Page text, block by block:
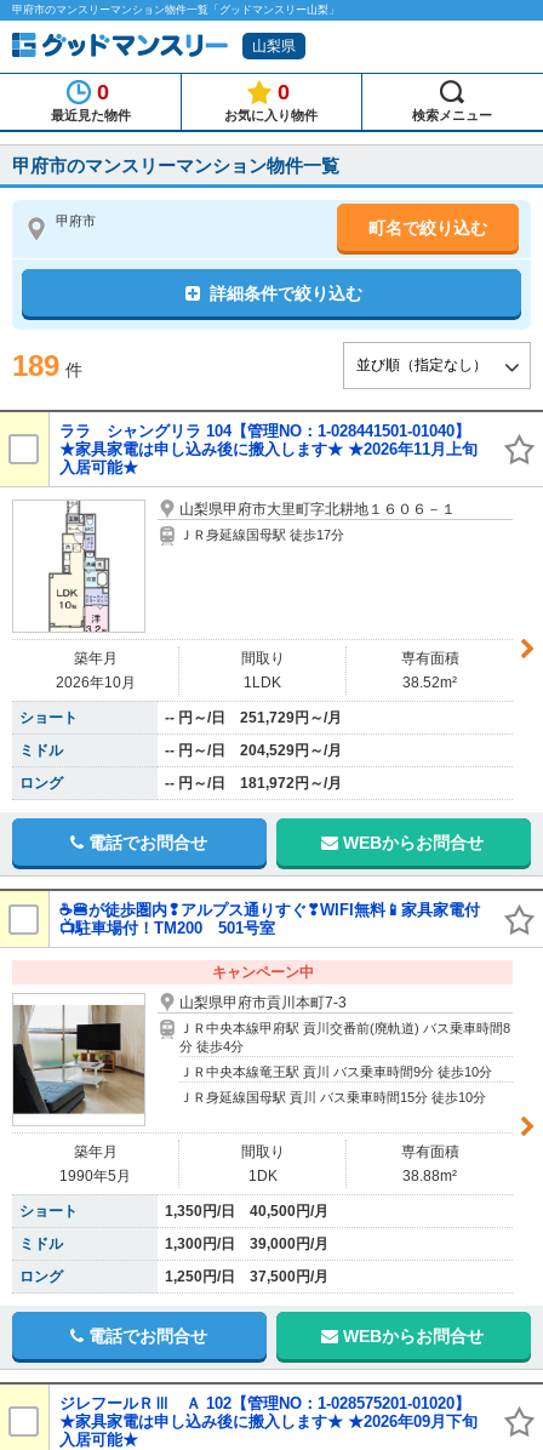
甲府市のマンスリーマンション物件一覧「グッドマンスリー山梨」
山梨県
0
最近見た物件
0
お気に入り物件 検索メニュー
甲府市のマンスリーマンション物件一覧
甲府市 町名で絞り込む
詳細条件で絞り込む
189 件
ララ シャングリラ 104【管理NO：1-028441501-01040】
★家具家電は申し込み後に搬入します★ ★2026年11月上旬
入居可能★
山梨県甲府市大里町字北耕地１６０６－１
ＪＲ身延線国母駅 徒歩17分
築年月
2026年10月
間取り
1LDK
専有面積
38.52m²
ショート
-- 円～/日 251,729円～/月
ミドル
-- 円～/日 204,529円～/月
ロング
-- 円～/日 181,972円～/月
電話でお問合せ WEBからお問合せ
☕🍔が徒歩圏内❢アルプス通りすぐ❣WIFI無料📱家具家電付
📺駐車場付！TM200 501号室
キャンペーン中
山梨県甲府市貢川本町7-3
ＪＲ中央本線甲府駅 貢川交番前(廃軌道) バス乗車時間8
分 徒歩4分
ＪＲ中央本線竜王駅 貢川 バス乗車時間9分 徒歩10分
ＪＲ身延線国母駅 貢川 バス乗車時間15分 徒歩10分
築年月
1990年5月
間取り
1DK
専有面積
38.88m²
ショート
1,350円/日 40,500円/月
ミドル
1,300円/日 39,000円/月
ロング
1,250円/日 37,500円/月
電話でお問合せ WEBからお問合せ
ジレフールＲⅢ Ａ 102【管理NO：1-028575201-01020】
★家具家電は申し込み後に搬入します★ ★2026年09月下旬
入居可能★